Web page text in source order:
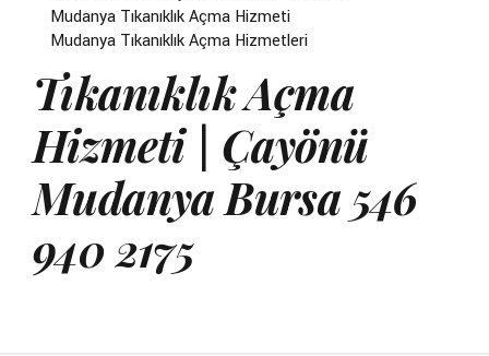
Mudanya Tıkanıklık Açma Hizmeti
Mudanya Tıkanıklık Açma Hizmetleri
Tıkanıklık Açma
Hizmeti | Çayönü
Mudanya Bursa 546
940 2175